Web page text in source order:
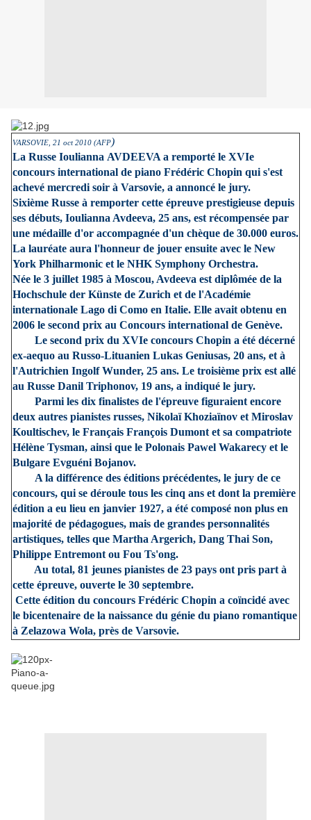
VARSOVIE, 21 oct 2010 (AFP)
La Russe Ioulianna AVDEEVA a remporté le XVIe
concours international de piano Frédéric Chopin qui s'est
achevé mercredi soir à Varsovie, a annoncé le jury.
Sixième Russe à remporter cette épreuve prestigieuse depuis
ses débuts, Ioulianna Avdeeva, 25 ans, est récompensée par
une médaille d'or accompagnée d'un chèque de 30.000 euros.
La lauréate aura l'honneur de jouer ensuite avec le New
York Philharmonic et le NHK Symphony Orchestra.
Née le 3 juillet 1985 à Moscou, Avdeeva est diplômée de la
Hochschule der Künste de Zurich et de l'Académie
internationale Lago di Como en Italie. Elle avait obtenu en
2006 le second prix au Concours international de Genève.
Le second prix du XVIe concours Chopin a été décerné
ex-aequo au Russo-Lituanien Lukas Geniusas, 20 ans, et à
l'Autrichien Ingolf Wunder, 25 ans. Le troisième prix est allé
au Russe Danil Triphonov, 19 ans, a indiqué le jury.
Parmi les dix finalistes de l'épreuve figuraient encore
deux autres pianistes russes, Nikolaï Khoziaïnov et Miroslav
Koultischev, le Français François Dumont et sa compatriote
Hélène Tysman, ainsi que le Polonais Pawel Wakarecy et le
Bulgare Evguéni Bojanov.
A la différence des éditions précédentes, le jury de ce
concours, qui se déroule tous les cinq ans et dont la première
édition a eu lieu en janvier 1927, a été composé non plus en
majorité de pédagogues, mais de grandes personnalités
artistiques, telles que Martha Argerich, Dang Thai Son,
Philippe Entremont ou Fou Ts'ong.
Au total, 81 jeunes pianistes de 23 pays ont pris part à
cette épreuve, ouverte le 30 septembre.
Cette édition du concours Frédéric Chopin a coïncidé avec
le bicentenaire de la naissance du génie du piano romantique
à Zelazowa Wola, près de Varsovie.